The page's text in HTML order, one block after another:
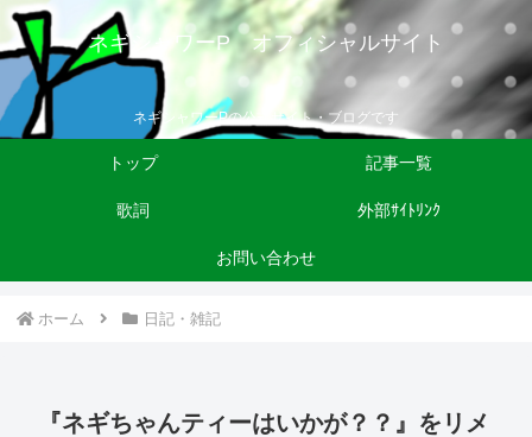
ネギシャワーP オフィシャルサイト
ネギシャワーPの公式サイト・ブログです
トップ 記事一覧
歌詞 外部ｻｲﾄﾘﾝｸ
お問い合わせ
ホーム 日記・雑記
『ネギちゃんティーはいかが？？』をリメ